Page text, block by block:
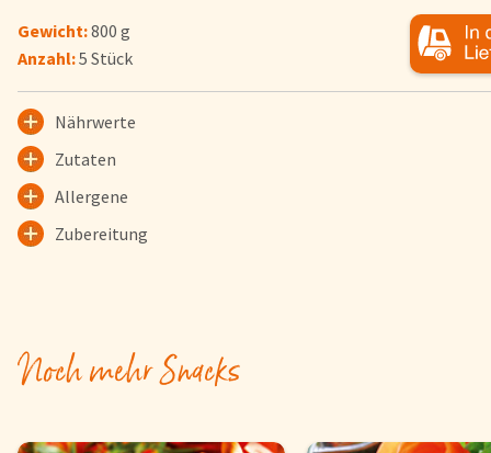
Login
Startseite
Genussflyer
Kontakt
Impressum
AGB & Datenschutz
Gewicht:800 g
Anzahl:5 Stück
Nährwerte
Zutaten
Allergene
Zubereitung
Noch mehr Snacks